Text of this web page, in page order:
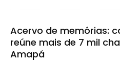
Acervo de memórias:
reúne mais de 7 mil
Amapá